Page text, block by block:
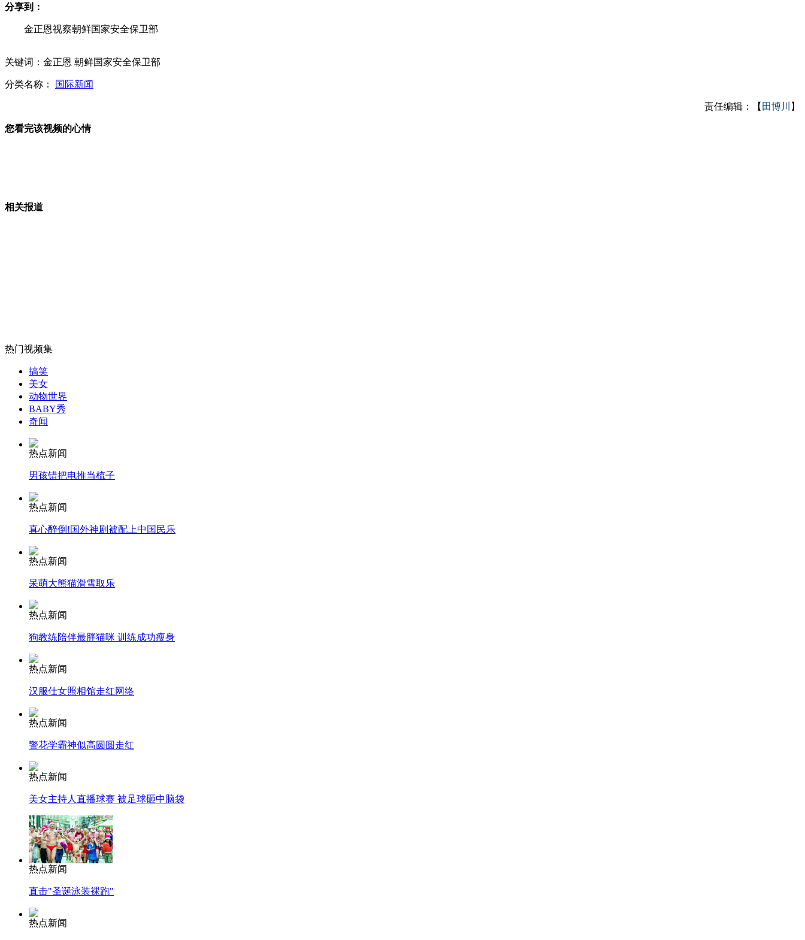
天猫商家超售 消费者“双十一”白忙
外交部：有关国家言论片面不公正
安徽一实载49人客车翻车
走！跟着总书记去植树
消防员救轻生者
纽约上演“枕头大战”
分享到：
金正恩视察朝鲜国家安全保卫部
关键词：金正恩 朝鲜国家安全保卫部
分类名称： 国际新闻
责任编辑：【 田博川 】
您看完该视频的心情
相关报道
热门视频集
搞笑
美女
动物世界
BABY秀
奇闻
热点新闻
男孩错把电推当梳子
热点新闻
真心醉倒!国外神剧被配上中国民乐
热点新闻
呆萌大熊猫滑雪取乐
热点新闻
狗教练陪伴最胖猫咪 训练成功瘦身
热点新闻
汉服仕女照相馆走红网络
热点新闻
警花学霸神似高圆圆走红
热点新闻
美女主持人直播球赛 被足球砸中脑袋
热点新闻
直击"圣诞泳装裸跑"
热点新闻